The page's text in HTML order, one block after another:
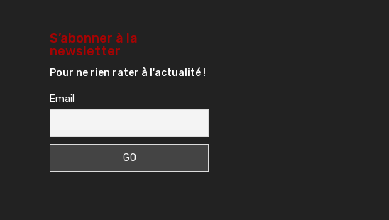
S’abonner à la
newsletter
Pour ne rien rater à l'actualité !
Email